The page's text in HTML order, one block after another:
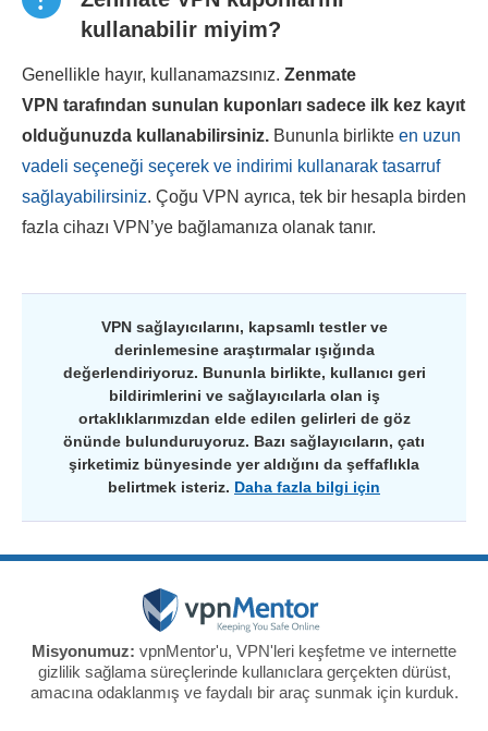
kullanabilir miyim?
Genellikle hayır, kullanamazsınız. Zenmate
VPN tarafından sunulan kuponları sadece ilk kez kayıt
olduğunuzda kullanabilirsiniz. Bununla birlikte en uzun
vadeli seçeneği seçerek ve indirimi kullanarak tasarruf
sağlayabilirsiniz. Çoğu VPN ayrıca, tek bir hesapla birden
fazla cihazı VPN’ye bağlamanıza olanak tanır.
VPN sağlayıcılarını, kapsamlı testler ve
derinlemesine araştırmalar ışığında
değerlendiriyoruz. Bununla birlikte, kullanıcı geri
bildirimlerini ve sağlayıcılarla olan iş
ortaklıklarımızdan elde edilen gelirleri de göz
önünde bulunduruyoruz. Bazı sağlayıcıların, çatı
şirketimiz bünyesinde yer aldığını da şeffaflıkla
belirtmek isteriz. Daha fazla bilgi için
Misyonumuz: vpnMentor'u, VPN'leri keşfetme ve internette
gizlilik sağlama süreçlerinde kullanıclara gerçekten dürüst,
amacına odaklanmış ve faydalı bir araç sunmak için kurduk.